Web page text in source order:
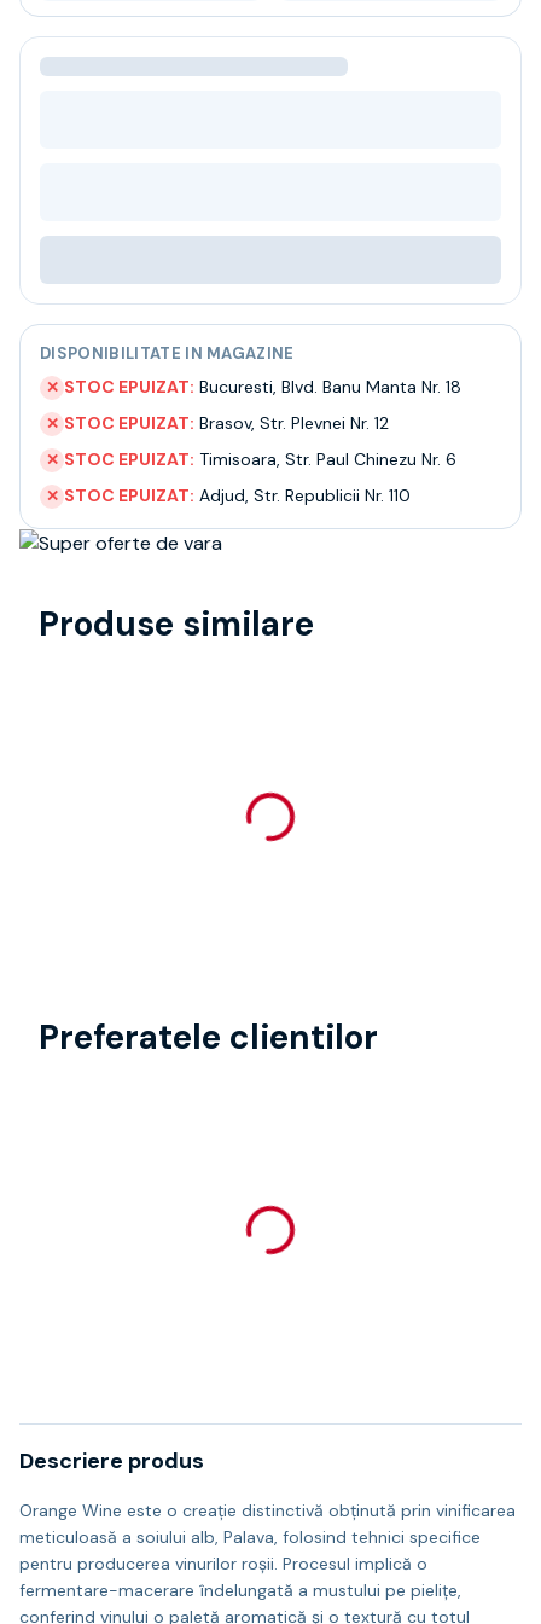
Ceai
Bacanie
Despre noi
Livrare
Termeni si conditii
Politica de confidentialitate
Intrebari frecvente
DISPONIBILITATE IN MAGAZINE
✕ STOC EPUIZAT: Bucuresti, Blvd. Banu Manta Nr. 18
✕ STOC EPUIZAT: Brasov, Str. Plevnei Nr. 12
✕ STOC EPUIZAT: Timisoara, Str. Paul Chinezu Nr. 6
✕ STOC EPUIZAT: Adjud, Str. Republicii Nr. 110
Produse similare
Preferatele clientilor
Descriere produs
Orange Wine este o creație distinctivă obținută prin vinificarea
meticuloasă a soiului alb, Palava, folosind tehnici specifice
pentru producerea vinurilor roșii. Procesul implică o
fermentare-macerare îndelungată a mustului pe pielițe,
conferind vinului o paletă aromatică și o textură cu totul